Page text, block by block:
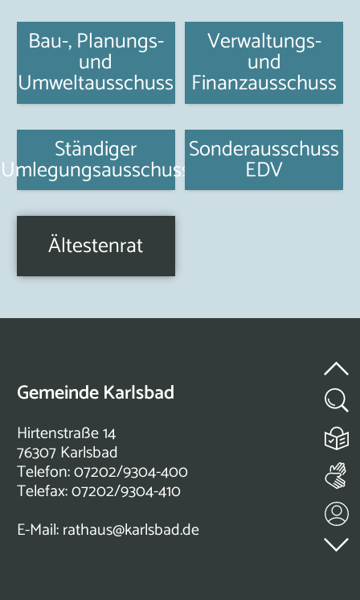
Bau-, Planungs-
und
Umweltausschuss
Verwaltungs-
und
Finanzausschuss
Ständiger
Umlegungsausschuss
Sonderausschuss
EDV
Ältestenrat
Gemeinde Karlsbad
Hirtenstraße 14
76307 Karlsbad
Telefon: 07202/9304-400
Telefax: 07202/9304-410
E-Mail:rathaus@karlsbad.de